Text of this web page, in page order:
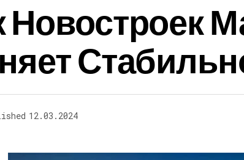
12.03.2024